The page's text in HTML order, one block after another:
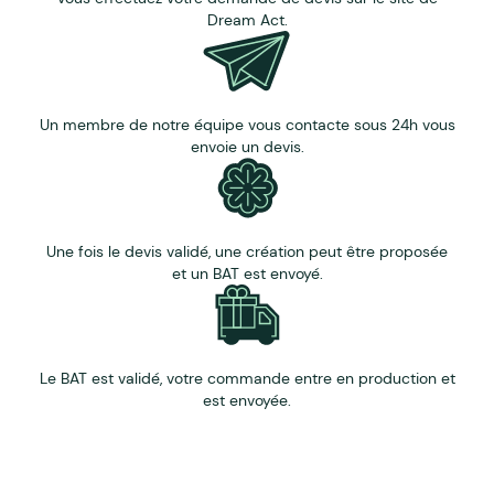
Dream Act.
Un membre de notre équipe vous contacte sous 24h vous
envoie un devis.
Une fois le devis validé, une création peut être proposée
et un BAT est envoyé.
Le BAT est validé, votre commande entre en production et
est envoyée.